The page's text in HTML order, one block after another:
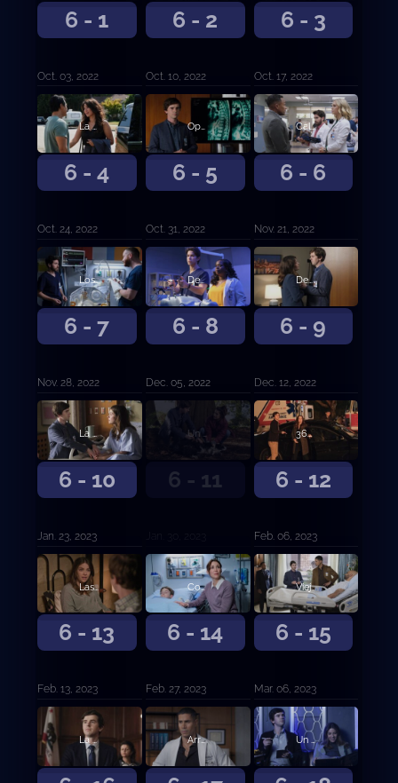
6 - 1
Oct. 03, 2022
6 - 2
Oct. 10, 2022
6 - 3
Oct. 17, 2022
6 - 4
La esquirla.
Oct. 24, 2022
6 - 5
Oportunidad de crecimiento.
Oct. 31, 2022
6 - 6
Calor y mal humor.
Nov. 21, 2022
6 - 7
Los muchachos no lloran. De la A a la F.
Nov. 28, 2022
6 - 8
Decisiones difíciles.
Dec. 05, 2022
6 - 9
Destruido o no.
Dec. 12, 2022
6 - 10
La fuerza del silencio.
Jan. 23, 2023
6 - 11
Un buen chico.
6 - 12
365 grados.
Feb. 06, 2023
6 - 13
Las 39 diferencias.
Feb. 13, 2023
6 - 14
Corazón duro.
Feb. 27, 2023
6 - 15
Viejos amigos.
Mar. 06, 2023
La buena abogada. Arrepentimiento y segunda oportunidad. Un pequeño olvido.